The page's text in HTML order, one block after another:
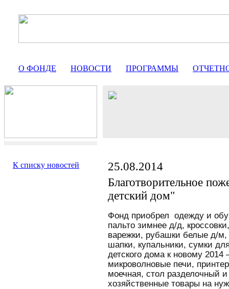
О ФОНДЕ НОВОСТИ ПРОГРАММЫ
К списку новостей
25.08.2014
Благотворительное
детский дом"
Фонд приобрел одежду и
пальто зимнее д/д,
варежки, рубашки белые д/
шапки, купальники, сумки
детского дома к новому 2014
микроволновые печи,
моечная, стол разделочный
хозяйственные товары на